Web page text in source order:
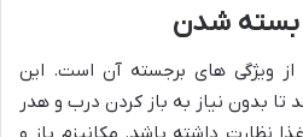
بسته شدن
ویژگی های برجسته آن است. این
تا بدون نیاز به باز کردن درب و هدر